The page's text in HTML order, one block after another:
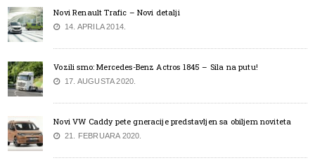
Novi Renault Trafic – Novi detalji
14. APRILA 2014.
Vozili smo: Mercedes-Benz Actros 1845 – Sila na putu!
17. AUGUSTA 2020.
Novi VW Caddy pete gneracije predstavljen sa obiljem noviteta
21. FEBRUARA 2020.